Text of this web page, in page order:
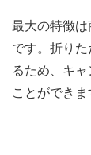
最大の特徴は
です。折り
るため、キ
ことができま